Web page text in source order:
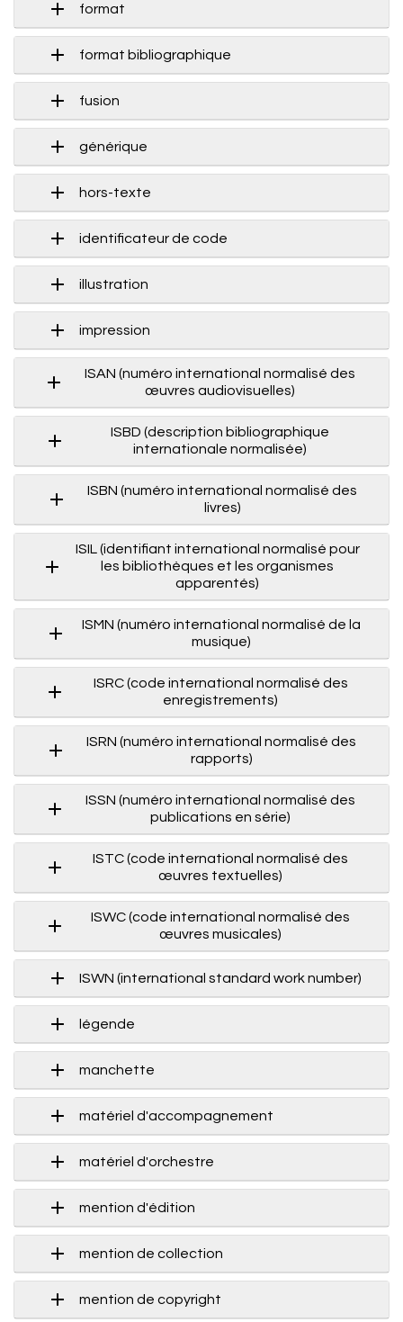
format
format bibliographique
fusion
générique
hors-texte
identificateur de code
illustration
impression
ISAN (numéro international normalisé des
œuvres audiovisuelles)
ISBD (description bibliographique
internationale normalisée)
ISBN (numéro international normalisé des
livres)
ISIL (identifiant international normalisé pour
les bibliothèques et les organismes
apparentés)
ISMN (numéro international normalisé de la
musique)
ISRC (code international normalisé des
enregistrements)
ISRN (numéro international normalisé des
rapports)
ISSN (numéro international normalisé des
publications en série)
ISTC (code international normalisé des
œuvres textuelles)
ISWC (code international normalisé des
œuvres musicales)
ISWN (international standard work number)
légende
manchette
matériel d'accompagnement
matériel d'orchestre
mention d'édition
mention de collection
mention de copyright